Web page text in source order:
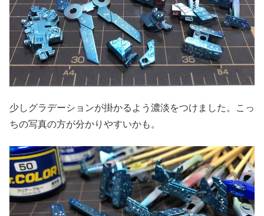
少しグラデーションが掛かるよう濃淡をつけました。こっ
ちの写真の方が分かりやすいかも。